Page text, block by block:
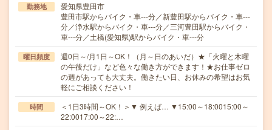
勤務地
愛知県豊田市
豊田市駅からバイク・車---分／新豊田駅からバイク・車---
分／浄水駅からバイク・車---分／三河豊田駅からバイク・
車---分／土橋(愛知県)駅からバイク・車---分
曜日頻度
週0日～/月1日～OK！（月～日のあいだ）★「火曜と木曜
の午後だけ」など色々な働き方ができます！★お仕事ゼロ
の週があっても大丈夫。働きたい日、お休みの希望はお気
軽にご相談ください！
時間
＜1日3時間～OK！＞▼ 例えば… ▼15:00～18:0015:00～
22:0017:00～22:…